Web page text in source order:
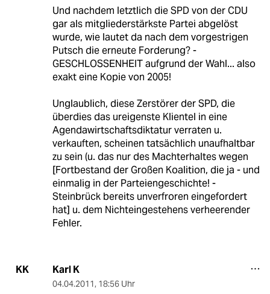
Und nachdem letztlich die SPD von der CDU
gar als mitgliederstärkste Partei abgelöst
wurde, wie lautet da nach dem vorgestrigen
Putsch die erneute Forderung? -
GESCHLOSSENHEIT aufgrund der Wahl... also
exakt eine Kopie von 2005!
Unglaublich, diese Zerstörer der SPD, die
überdies das ureigenste Klientel in eine
Agendawirtschaftsdiktatur verraten u.
verkauften, scheinen tatsächlich unaufhaltbar
zu sein (u. das nur des Machterhaltes wegen
[Fortbestand der Großen Koalition, die ja - und
einmalig in der Parteiengeschichte! -
Steinbrück bereits unverfroren eingefordert
hat] u. dem Nichteingestehens verheerender
Fehler.
KK Karl K
04.04.2011, 18:56 Uhr